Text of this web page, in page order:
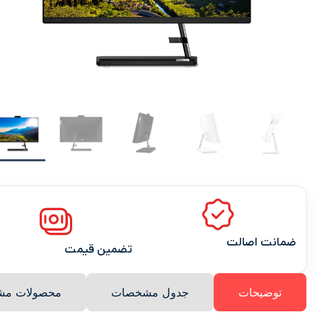
ضمانت اصالت تضمین قیمت
توضیحات جدول مشخصات محصولات